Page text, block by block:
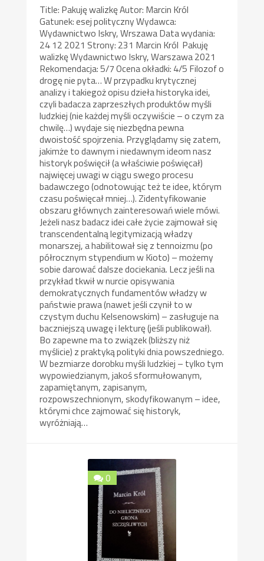
Title: Pakuję walizkę Autor: Marcin Król
Gatunek: esej polityczny Wydawca:
Wydawnictwo Iskry, Wrszawa Data wydania:
24 12 2021 Strony: 231 Marcin Król Pakuję
walizkę Wydawnictwo Iskry, Warszawa 2021
Rekomendacja: 5/7 Ocena okładki: 4/5 Filozof o
drogę nie pyta… W przypadku krytycznej
analizy i takiegoż opisu dzieła historyka idei,
czyli badacza zaprzeszłych produktów myśli
ludzkiej (nie każdej myśli oczywiście – o czym za
chwilę…) wydaje się niezbędna pewna
dwoistość spojrzenia. Przyglądamy się zatem,
jakimże to dawnym i niedawnym ideom nasz
historyk poświęcił (a właściwie poświęcał)
najwięcej uwagi w ciągu swego procesu
badawczego (odnotowując też te idee, którym
czasu poświęcał mniej…). Zidentyfikowanie
obszaru głównych zainteresowań wiele mówi.
Jeżeli nasz badacz idei całe życie zajmował się
transcendentalną legitymizacją władzy
monarszej, a habilitował się z tennoizmu (po
półrocznym stypendium w Kioto) – możemy
sobie darować dalsze dociekania. Lecz jeśli na
przykład tkwił w nurcie opisywania
demokratycznych fundamentów władzy w
państwie prawa (nawet jeśli czynił to w
czystym duchu Kelsenowskim) – zasługuje na
baczniejszą uwagę i lekturę (jeśli publikował).
Bo zapewne ma to związek (bliższy niż
myślicie) z praktyką polityki dnia powszedniego.
W bezmiarze dorobku myśli ludzkiej – tylko tym
wypowiedzianym, jakoś sformułowanym,
zapamiętanym, zapisanym,
rozpowszechnionym, skodyfikowanym – idee,
którymi chce zajmować się historyk,
wyróżniają…
0